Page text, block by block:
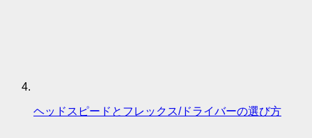
ヘッドスピードとフレックス/ドライバーの選び方